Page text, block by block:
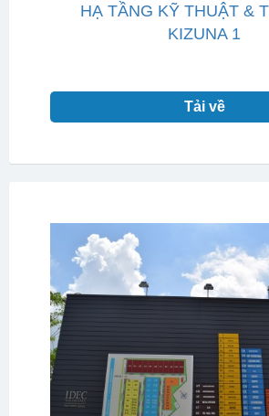
HẠ TẦNG KỸ THUẬT &
KIZUNA 1
Tải về